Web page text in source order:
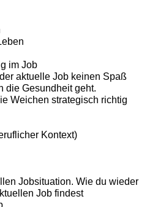
im Job
aktuelle Job keinen Spaß
die Gesundheit geht.
Weichen strategisch richtig
Kontext)
Jobsituation. Wie du wieder
Job findest